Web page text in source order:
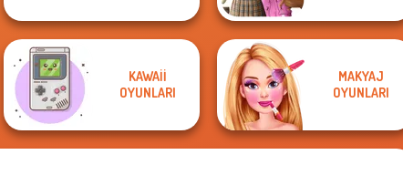
KAWAII
OYUNLARI
MAKYAJ
OYUNLARI